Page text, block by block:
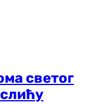
светог